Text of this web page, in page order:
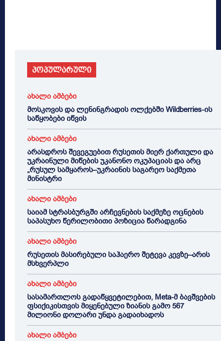
პოპულარული
ახალი ამბები
მოსკოვის და ლენინგრადის ოლქებში Wildberries-ის
საწყობები იწვის
ახალი ამბები
არასდროს შევეგუებით რუსეთის მიერ ქართული და
უკრაინული მიწების უკანონო ოკუპაციას და არც
„რუსულ სამყაროს–უკრაინის საგარეო საქმეთა
მინისტრი
ახალი ამბები
საიამ სტრასბურგში არჩევნების საქმეზე ოცნების
საპასუხო წერილობითი პოზიცია წარადგინა
ახალი ამბები
რუსეთის მასირებული საჰაერო შეტევა კევზე–არის
მსხვერპლი
ახალი ამბები
სასამართლოს გადაწყვეტილებით, Meta-მ ბავშვების
ფსიქიკისთვის მიყენებული ზიანის გამო 567
მილიონი დოლარი უნდა გადაიხადოს
ახალი ამბები